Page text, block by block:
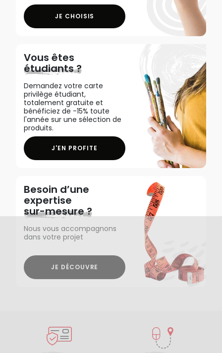
JE CHOISIS
Vous êtes
étudiants ?
Demandez votre carte
privilège étudiant,
totalement gratuite et
bénéficiez de -15% toute
l'année sur une sélection de
produits.
J'EN PROFITE
Besoin d’une
expertise
sur-mesure ?
Nous vous accompagnons
dans votre projet
JE DÉCOUVRE